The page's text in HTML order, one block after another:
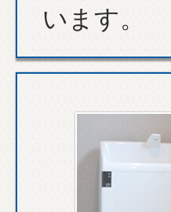
います。